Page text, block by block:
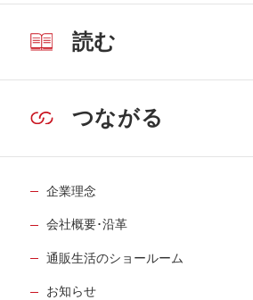
読む
つながる
企業理念
会社概要･沿革
通販生活のショールーム
お知らせ